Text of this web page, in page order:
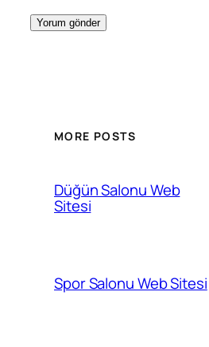
MORE POSTS
Düğün Salonu Web
Sitesi
Spor Salonu Web Sitesi